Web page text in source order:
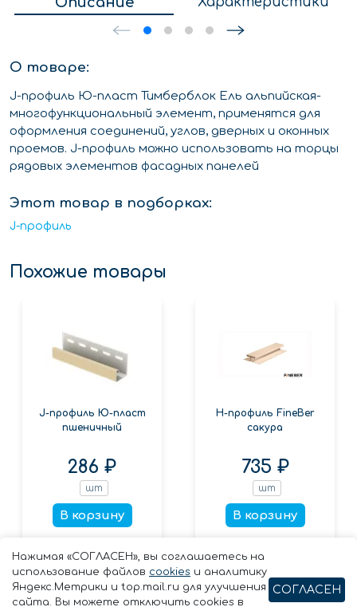
О товаре:
J-профиль Ю-пласт Тимберблок Ель альпийская-
многофункциональный элемент, применятся для
оформления соединений, углов, дверных и оконных
проемов. J-профиль можно использовать на торцы
рядовых элементов фасадных панелей
Этот товар в подборках:
J-профиль
Похожие товары
J-профиль Ю-пласт
пшеничный
286 ₽
шт
В корзину
Н-профиль FineBer
сакура
735 ₽
шт
В корзину
Нажимая «СОГЛАСЕН», вы соглашаетесь на
использование файлов cookies и аналитику
Яндекс.Метрики и top.mail.ru для улучшения
сайта. Вы можете отключить cookies в
СОГЛАСЕН